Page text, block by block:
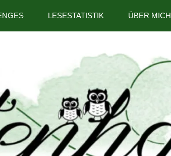
LESESTATISTIK ÜBER MICH